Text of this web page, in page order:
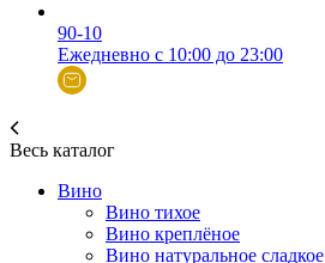
90-10
Ежедневно с 10:00 до 23:00
Весь каталог
Вино
Вино тихое
Вино креплёное
Вино натуральное сладкое